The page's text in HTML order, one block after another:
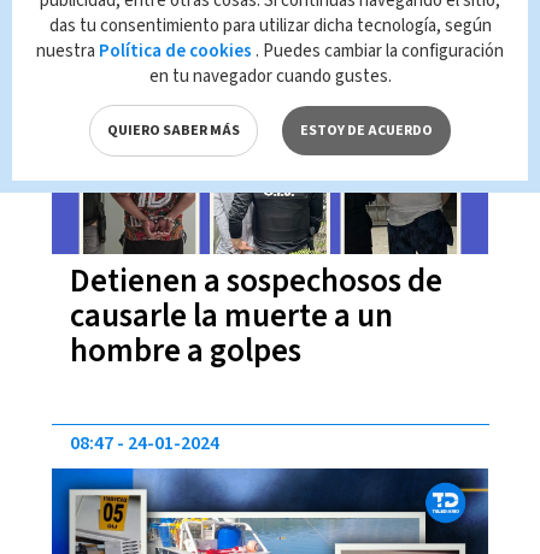
Detienen a sospechosos de
causarle la muerte a un
hombre a golpes
09:46 15-02-2024
08:47 24-01-2024
das tu consentimiento para utilizar dicha tecnología, según
nuestra Política de cookies . Puedes cambiar la configuración
en tu navegador cuando gustes.
QUIERO SABER MÁS ESTOY DE ACUERDO